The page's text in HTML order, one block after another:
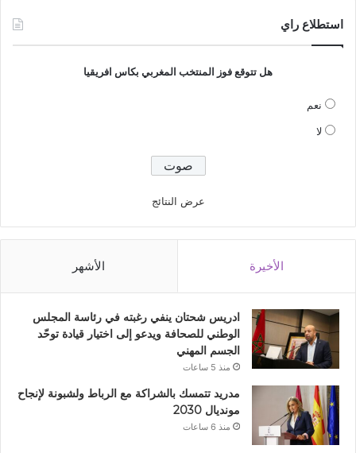
استطلاع راي
هل تتوقع فوز المنتخب المغربي بكاس افريقيا
نعم
لا
عرض النتائج
الأخيرة الأشهر
ادريس شحتان ينفي رغبته في رئاسة المجلس
الوطني للصحافة ويدعو إلى اختيار قيادة توحّد
الجسم المهني
منذ 5 ساعات
مدريد تتمسك بالشراكة مع الرباط ولشبونة لإنجاح
مونديال 2030
منذ 6 ساعات